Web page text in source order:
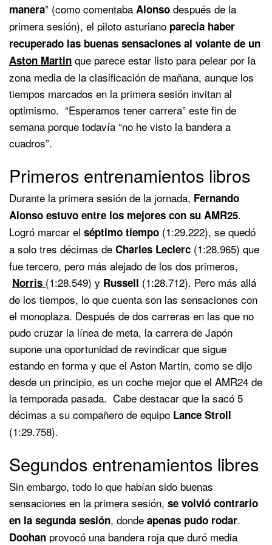
manera” (como comentaba Alonso después de la
primera sesión), el piloto asturiano parecía haber
recuperado las buenas sensaciones al volante de un
Aston Martin que parece estar listo para pelear por la
zona media de la clasificación de mañana, aunque los
tiempos marcados en la primera sesión invitan al
optimismo. “Esperamos tener carrera” este fin de
semana porque todavía “no he visto la bandera a
cuadros”.
Primeros entrenamientos libros
Durante la primera sesión de la jornada, Fernando
Alonso estuvo entre los mejores con su AMR25.
Logró marcar el séptimo tiempo (1:29.222), se quedó
a solo tres décimas de Charles Leclerc (1:28.965) que
fue tercero, pero más alejado de los dos primeros,
Norris (1:28.549) y Russell (1:28.712). Pero más allá
de los tiempos, lo que cuenta son las sensaciones con
el monoplaza. Después de dos carreras en las que no
pudo cruzar la línea de meta, la carrera de Japón
supone una oportunidad de revindicar que sigue
estando en forma y que el Aston Martin, como se dijo
desde un principio, es un coche mejor que el AMR24 de
la temporada pasada. Cabe destacar que la sacó 5
décimas a su compañero de equipo Lance Stroll
(1:29.758).
Segundos entrenamientos libres
Sin embargo, todo lo que habían sido buenas
sensaciones en la primera sesión, se volvió contrario
en la segunda sesión, donde apenas pudo rodar.
Doohan provocó una bandera roja que duró media